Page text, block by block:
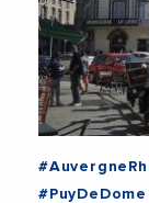
#PuyDeDome